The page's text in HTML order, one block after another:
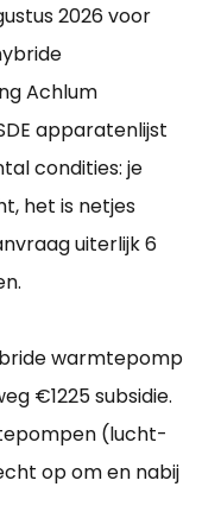
2026 voor
Achlum
apparatenlijst
condities: je
het is netjes
uiterlijk 6
warmtepomp
€1225 subsidie.
(lucht-
op om en nabij